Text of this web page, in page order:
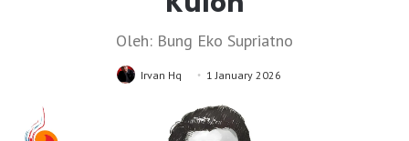
Oleh: Bung Eko Supriatno
Irvan Hq 1 January 2026